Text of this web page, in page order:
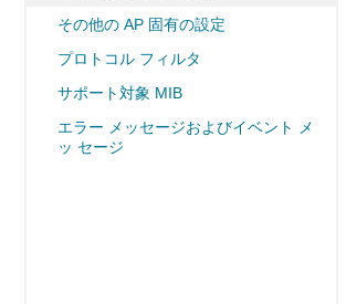
その他の AP 固有の設定
プロトコル フィルタ
サポート対象 MIB
エラー メッセージおよびイベント メ
ッ セージ